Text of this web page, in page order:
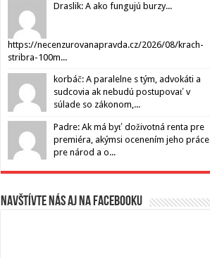
Draslik: A ako fungujú burzy...
https://necenzurovanapravda.cz/2026/08/krach-
stribra-100m...
korbáč: A paralelne s tým, advokáti a
sudcovia ak nebudú postupovať v
súlade so zákonom,...
Padre: Ak má byť doživotná renta pre
premiéra, akýmsi ocenením jeho práce
pre národ a o...
Navštívte nás aj na Facebooku